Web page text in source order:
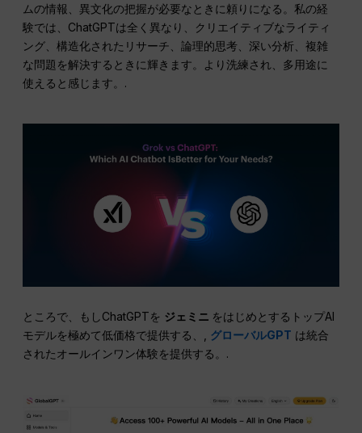
ムの情報、異文化の把握が必要なときに頼りになる。私の経
験では、ChatGPTは全く異なり、クリエイティブなライティ
ング、構造化されたリサーチ、論理的思考、深い分析、複雑
な問題を解決するときに輝きます。より洗練され、多用途に
使えると感じます。.
ところで、もしChatGPTを ジェミニ をはじめとするトップAI
モデルを極めて低価格で提供する、, グローバルGPT は統合
されたオールインワン体験を提供する。.